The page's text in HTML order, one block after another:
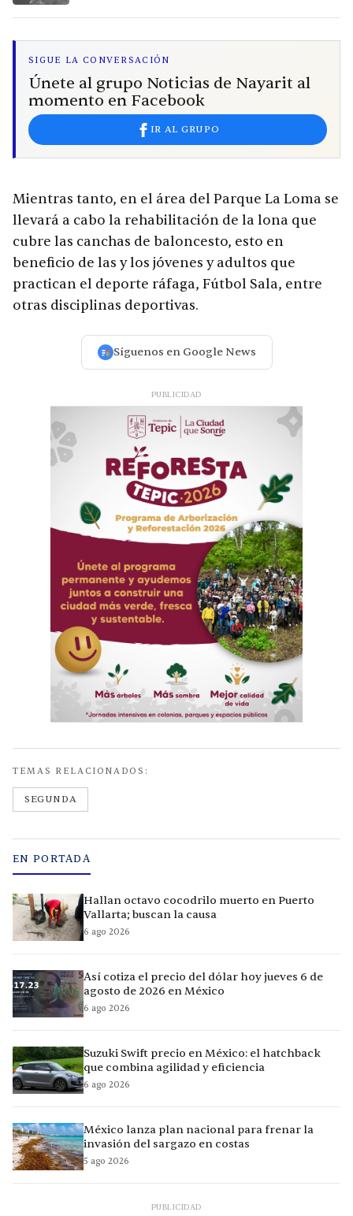
SIGUE LA CONVERSACIÓN
Únete al grupo Noticias de Nayarit al
momento en Facebook
IR AL GRUPO
Mientras tanto, en el área del Parque La Loma se
llevará a cabo la rehabilitación de la lona que
cubre las canchas de baloncesto, esto en
beneficio de las y los jóvenes y adultos que
practican el deporte ráfaga, Fútbol Sala, entre
otras disciplinas deportivas.
Síguenos en Google News
PUBLICIDAD
TEMAS RELACIONADOS:
SEGUNDA
EN PORTADA
Hallan octavo cocodrilo muerto en Puerto
Vallarta; buscan la causa
6 ago 2026
Así cotiza el precio del dólar hoy jueves 6 de
agosto de 2026 en México
6 ago 2026
Suzuki Swift precio en México: el hatchback
que combina agilidad y eficiencia
6 ago 2026
México lanza plan nacional para frenar la
invasión del sargazo en costas
5 ago 2026
PUBLICIDAD